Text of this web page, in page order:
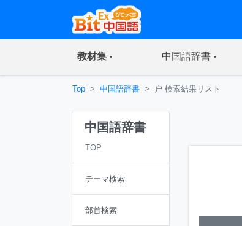
教材集(current) 中国語辞書(current)
Top 中国語辞書 户 検索結果リスト
中国語辞書
TOP
テーマ検索
部首検索